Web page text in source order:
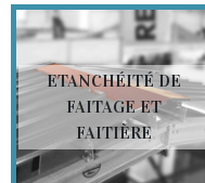
ETANCHÉITÉ DE
FAITAGE ET
FAITIÈRE